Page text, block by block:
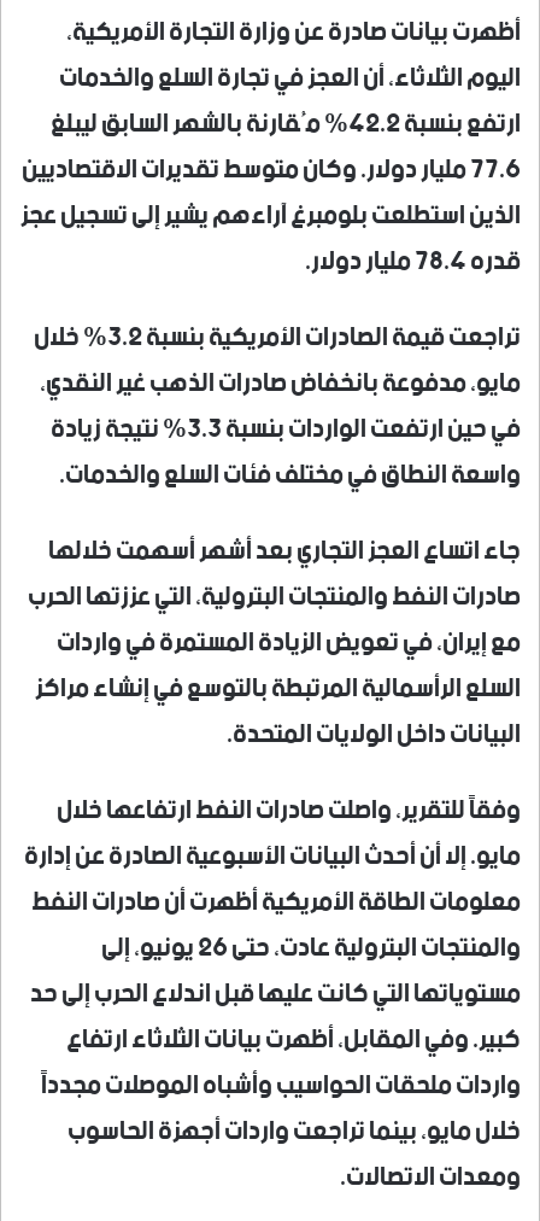
أظهرت بيانات صادرة عن وزارة التجارة الأمريكية،
اليوم الثلاثاء، أن العجز في تجارة السلع والخدمات
ارتفع بنسبة 42.2% مُقارنة بالشهر السابق ليبلغ
77.6 مليار دولار. وكان متوسط تقديرات الاقتصاديين
الذين استطلعت بلومبرغ آراءهم يشير إلى تسجيل عجز
قدره 78.4 مليار دولار.
تراجعت قيمة الصادرات الأمريكية بنسبة 3.2% خلال
مايو، مدفوعة بانخفاض صادرات الذهب غير النقدي،
في حين ارتفعت الواردات بنسبة 3.3% نتيجة زيادة
واسعة النطاق في مختلف فئات السلع والخدمات.
جاء اتساع العجز التجاري بعد أشهر أسهمت خلالها
صادرات النفط والمنتجات البترولية، التي عززتها الحرب
مع إيران، في تعويض الزيادة المستمرة في واردات
السلع الرأسمالية المرتبطة بالتوسع في إنشاء مراكز
البيانات داخل الولايات المتحدة.
وفقاً للتقرير، واصلت صادرات النفط ارتفاعها خلال
مايو. إلا أن أحدث البيانات الأسبوعية الصادرة عن إدارة
معلومات الطاقة الأمريكية أظهرت أن صادرات النفط
والمنتجات البترولية عادت، حتى 26 يونيو، إلى
مستوياتها التي كانت عليها قبل اندلاع الحرب إلى حد
كبير. وفي المقابل، أظهرت بيانات الثلاثاء ارتفاع
واردات ملحقات الحواسيب وأشباه الموصلات مجدداً
خلال مايو، بينما تراجعت واردات أجهزة الحاسوب
ومعدات الاتصالات.